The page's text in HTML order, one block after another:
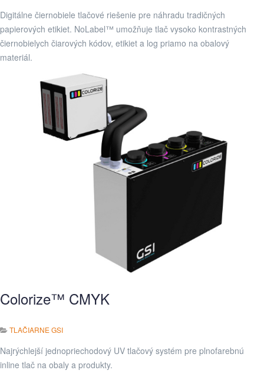
Digitálne čiernobiele tlačové riešenie pre náhradu tradičných
papierových etikiet. NoLabel™ umožňuje tlač vysoko kontrastných
čiernobielych čiarových kódov, etikiet a log priamo na obalový
materiál.
Colorize™ CMYK
TLAČIARNE GSI
Najrýchlejší jednopriechodový UV tlačový systém pre plnofarebnú
inline tlač na obaly a produkty.